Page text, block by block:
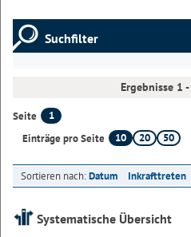
Suchfilter
Ergebnisse 1
Seite
1
Einträge pro Seite
10 20 50
Sortieren nach:Datum Inkrafttreten
Systematische Übersicht